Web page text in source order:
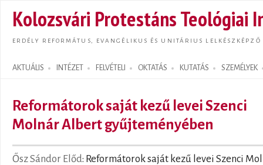
Kolozsvári Protestáns Teológiai
ERDÉLY REFORMÁTUS, EVANGÉLIKUS ÉS UNITÁRIUS LELKÉSZKÉPZŐ
AKTUÁLIS INTÉZET FELVÉTELI OKTATÁS KUTATÁS SZEMÉLYEK
Search form
Reformátorok saját kezű levei Szenci
Molnár Albert gyűjteményében
Ősz Sándor Előd: Reformátorok saját kezű levei Szenci